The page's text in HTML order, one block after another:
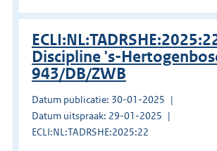
Discipline 's-
943/DB/ZWB
Datum publicatie: 30-01-2025
Datum uitspraak: 29-01-2025
ECLI:NL:TADRSHE:2025:22